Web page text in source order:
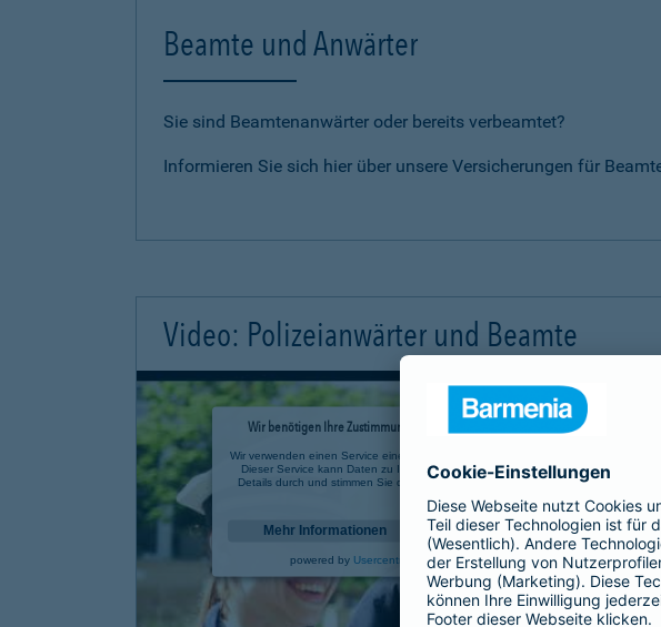
Beamte und Anwärter
Sie sind Beamtenanwärter oder bereits verbeamtet?
Informieren Sie sich hier über unsere Versicherungen für
Video: Polizeianwärter und Beamte
Wir benötigen Ihre Zustimmung, um den YouTube Video-Service zu laden!
Wir verwenden einen Service eines Drittanbieters, um Videoinhalte einzubetten.
Dieser Service kann Daten zu Ihren Aktivitäten sammeln. Bitte lesen Sie die
Details durch und stimmen Sie der Nutzung des Service zu, um dieses Video
Mehr Informationen Akzeptieren
powered by Usercentrics Consent Management Platform